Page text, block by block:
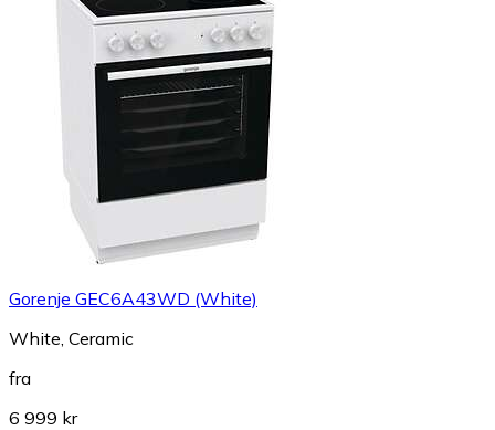
Gorenje GEC6A43WD (White)
White, Ceramic
fra
6 999 kr